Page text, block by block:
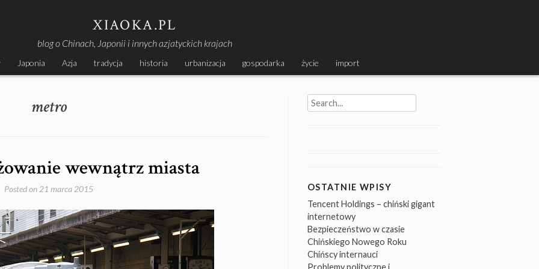
XIAOKA.PL
blog o Chinach, Japonii i innych azjatyckich krajach
Japonia Azja tradycja historia urbanizacja gospodarka życie import
metro
wewnątrz miasta
Posted on 21 marca 2015
Search
for:
OSTATNIE WPISY
Tencent Holdings – chiński gigant
internetowy
Bezpieczeństwo w czasie
Chińskiego Nowego Roku
Chińscy internauci
Problemy polityczne i